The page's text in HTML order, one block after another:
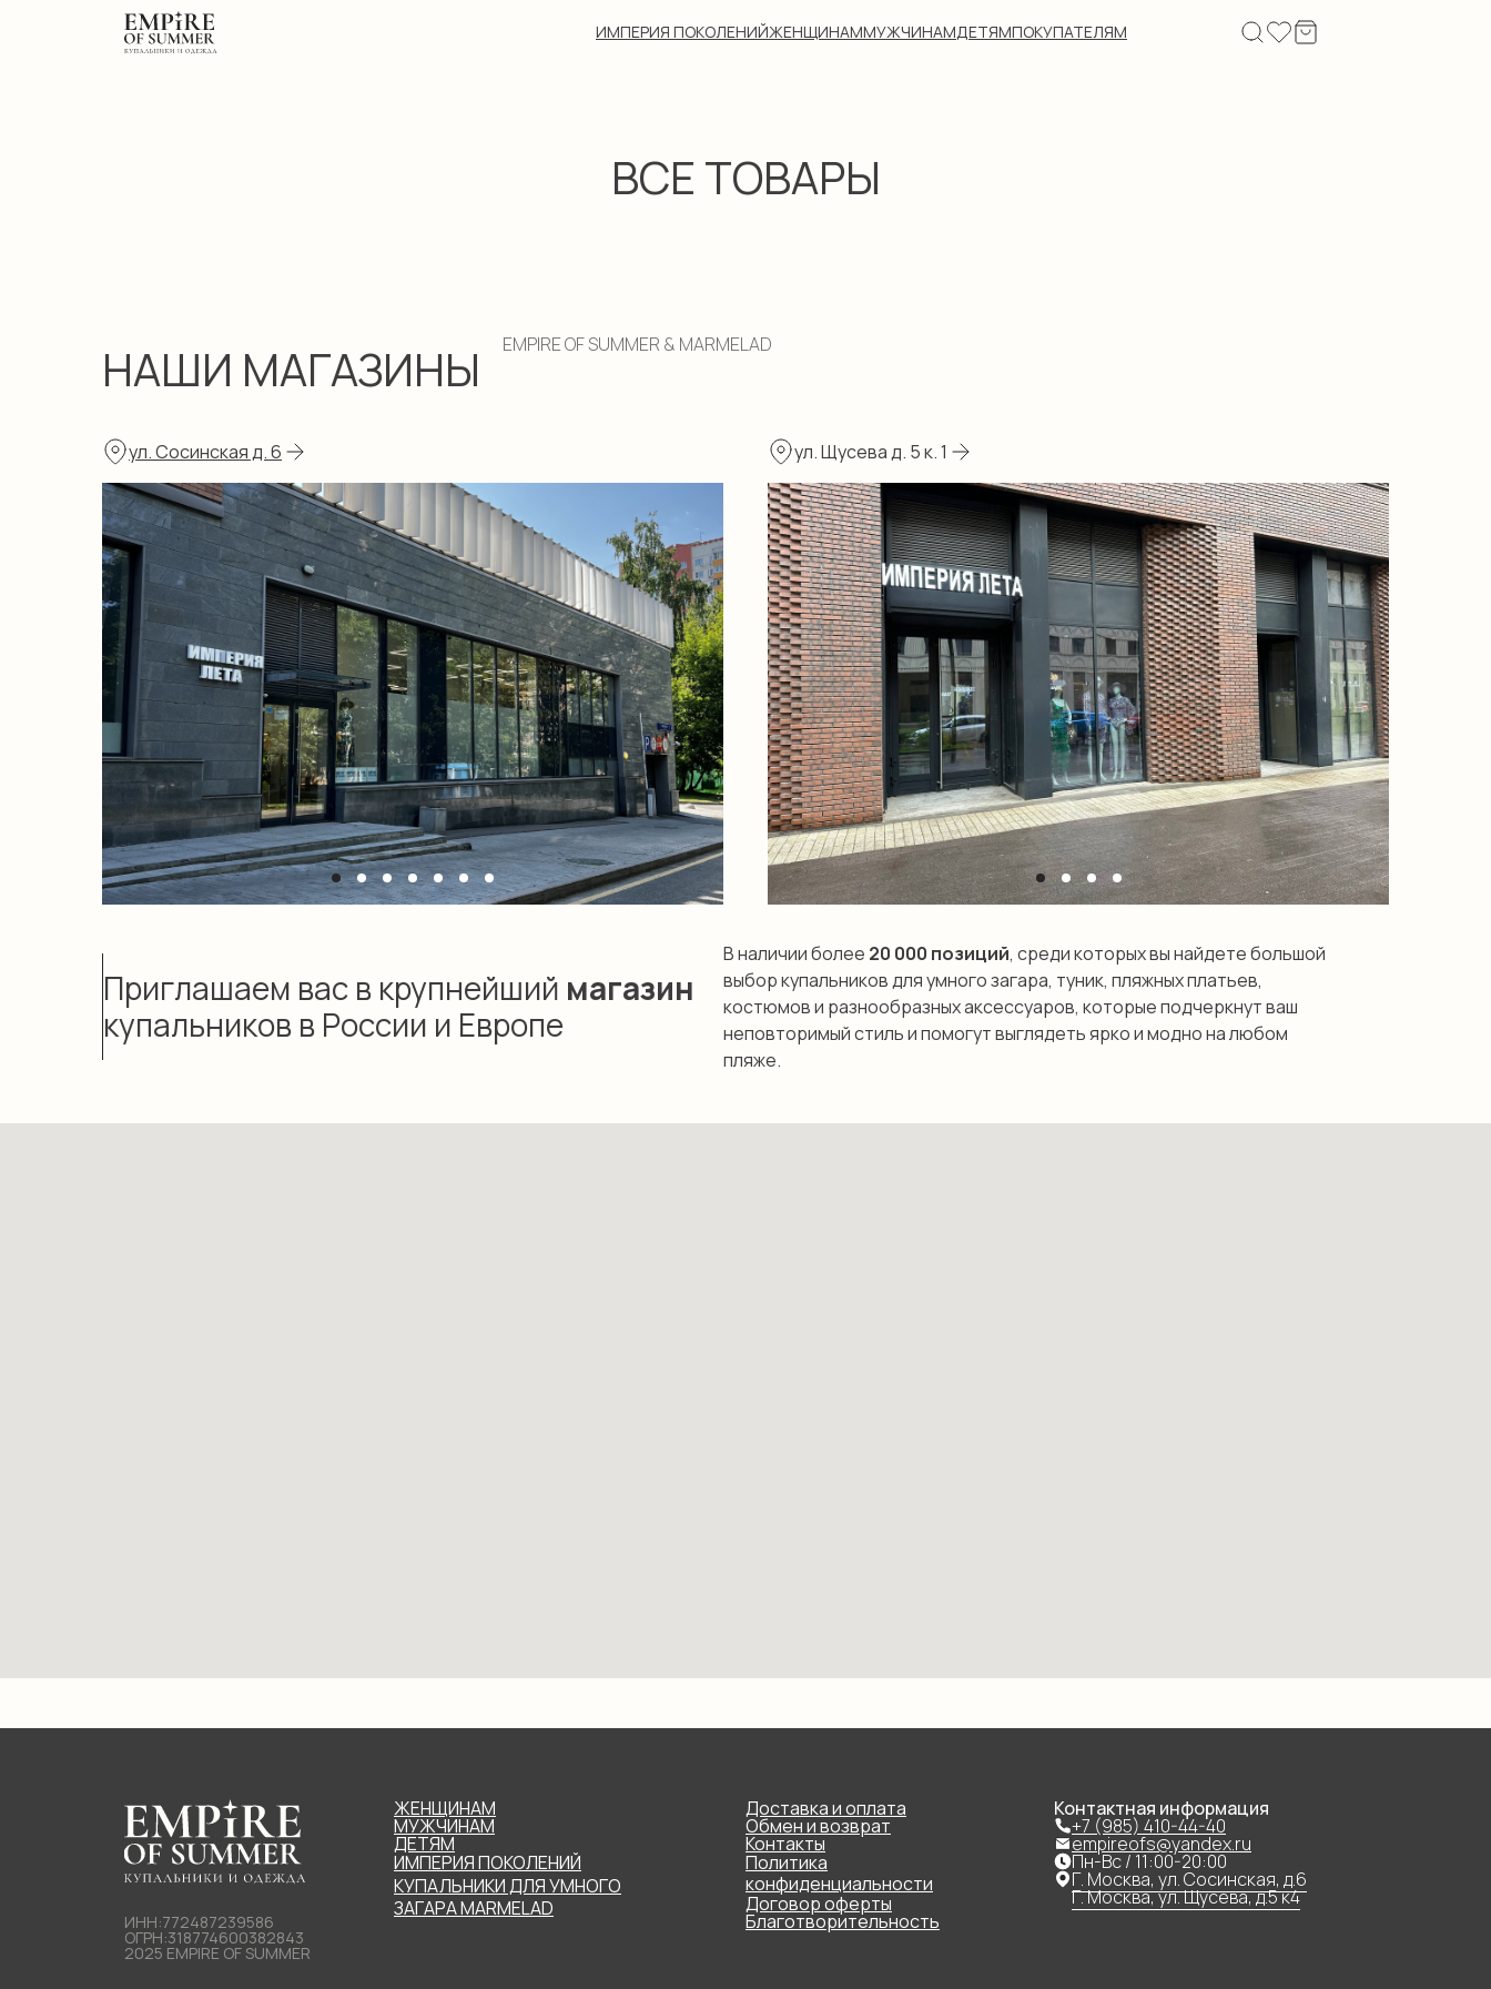
ИМПЕРИЯ ПОКОЛЕНИЙЖЕНЩИНАММУЖЧИНАМДЕТЯМПОКУПАТЕЛЯМ
ВСЕ ТОВАРЫ
EMPIRE OF SUMMER & MARMELAD
НАШИ МАГАЗИНЫ
Приглашаем вас в крупнейший магазин
купальников в России и Европе
В наличии более 20 000 позиций, среди которых вы найдете большой
выбор купальников для умного загара, туник, пляжных платьев,
костюмов и разнообразных аксессуаров, которые подчеркнут ваш
неповторимый стиль и помогут выглядеть ярко и модно на любом
пляже.
ул. Щусева д. 5 к. 1
ул. Сосинская д. 6
ЖЕНЩИНАМ
МУЖЧИНАМ
ДЕТЯМ
ИМПЕРИЯ ПОКОЛЕНИЙ
КУПАЛЬНИКИ ДЛЯ УМНОГО
ЗАГАРА MARMELAD
Контактная информация
+7 (985) 410-44-40
empireofs@yandex.ru
Пн-Вс / 11:00-20:00
Г. Москва, ул. Сосинская, д.6
Г. Москва, ул. Щусева, д.5 к4
Доставка и оплата
Обмен и возврат
Контакты
Политика
конфиденциальности
Договор оферты
Благотворительность
ИНН:772487239586
ОГРН:318774600382843
2025 EMPIRE OF SUMMER